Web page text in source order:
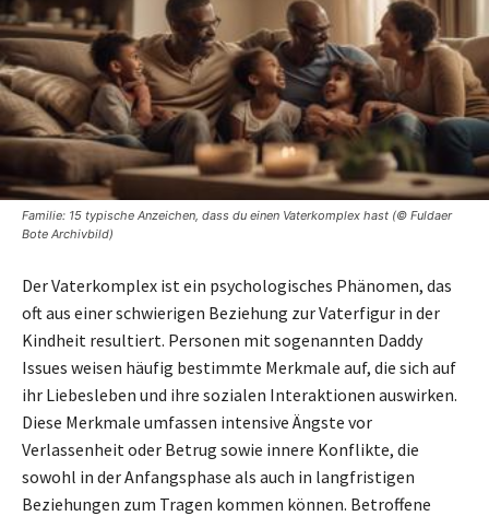
Familie: 15 typische Anzeichen, dass du einen Vaterkomplex hast (© Fuldaer
Bote Archivbild)
Der Vaterkomplex ist ein psychologisches Phänomen, das
oft aus einer schwierigen Beziehung zur Vaterfigur in der
Kindheit resultiert. Personen mit sogenannten Daddy
Issues weisen häufig bestimmte Merkmale auf, die sich auf
ihr Liebesleben und ihre sozialen Interaktionen auswirken.
Diese Merkmale umfassen intensive Ängste vor
Verlassenheit oder Betrug sowie innere Konflikte, die
sowohl in der Anfangsphase als auch in langfristigen
Beziehungen zum Tragen kommen können. Betroffene